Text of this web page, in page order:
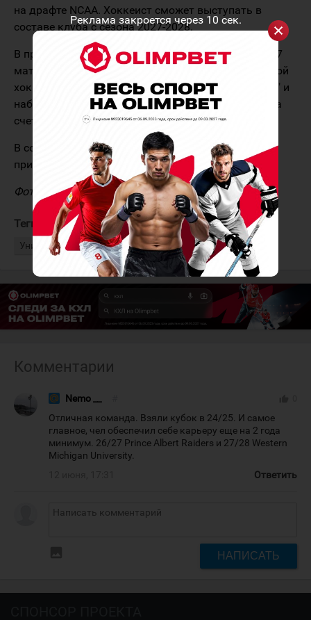
Реклама закроется через 10 сек.
на драфте NCAA. Хоккеист сможет выступать в
составе клуба с сезона 2027-2028.
В прошедшем сезоне 18-летний форвард провёл 47
матчей в рамках регулярного чемпионата западной
хоккейной лиги в составе "Принс-Альберт Рейдерз" и
набрал 41 (21+20) очко. В 20 встречах плей-офф на
счету игрока 10 (5+5) баллов.
В составе "Рейдерз" хоккеист стал серебряным
призёром западной хоккейной лиги.
Фото: ХК "Принс-Альберт Рейдерз"
Теги:
Саркенов Алишер
Университет Западного Мичигана
Комментарии
Nemo __
Отличная команда. Взяли кубок в 24/25. И самое
главное, чел обеспечил себе карьеру еще на 2 года
минимум. 26/27 Prince Albert Raiders и 27/28 Western
Michigan University.
Ответить
НАПИСАТЬ